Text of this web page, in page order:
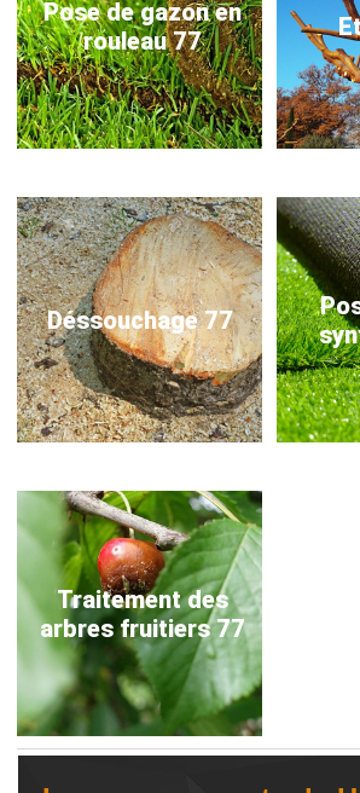
Pose de gazon en
rouleau 77
Déssouchage 77
Traitement des
arbres fruitiers 77